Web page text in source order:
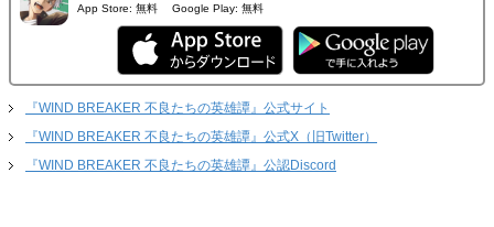
App Store: 無料 Google Play: 無料
『WIND BREAKER 不良たちの英雄譚』公式サイト
『WIND BREAKER 不良たちの英雄譚』公式X（旧Twitter）
『WIND BREAKER 不良たちの英雄譚』公認Discord